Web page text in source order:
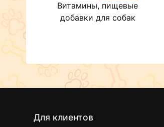
Витамины, пищевые
добавки для собак
Для клиентов